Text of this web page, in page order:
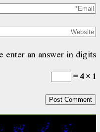
enter an answer in
تجاویز رابطہ